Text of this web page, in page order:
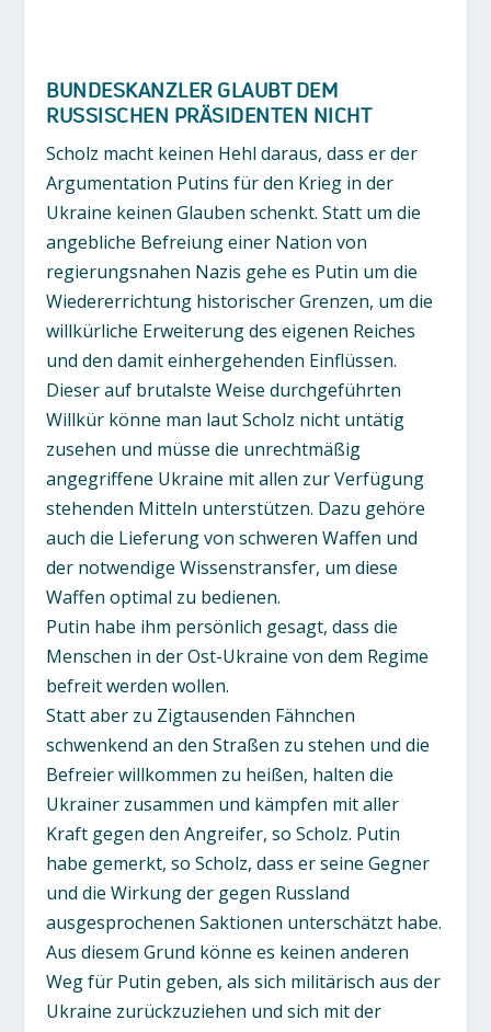
BUNDESKANZLER GLAUBT DEM
RUSSISCHEN PRÄSIDENTEN NICHT
Scholz macht keinen Hehl daraus, dass er der
Argumentation Putins für den Krieg in der
Ukraine keinen Glauben schenkt. Statt um die
angebliche Befreiung einer Nation von
regierungsnahen Nazis gehe es Putin um die
Wiedererrichtung historischer Grenzen, um die
willkürliche Erweiterung des eigenen Reiches
und den damit einhergehenden Einflüssen.
Dieser auf brutalste Weise durchgeführten
Willkür könne man laut Scholz nicht untätig
zusehen und müsse die unrechtmäßig
angegriffene Ukraine mit allen zur Verfügung
stehenden Mitteln unterstützen. Dazu gehöre
auch die Lieferung von schweren Waffen und
der notwendige Wissenstransfer, um diese
Waffen optimal zu bedienen.
Putin habe ihm persönlich gesagt, dass die
Menschen in der Ost-Ukraine von dem Regime
befreit werden wollen.
Statt aber zu Zigtausenden Fähnchen
schwenkend an den Straßen zu stehen und die
Befreier willkommen zu heißen, halten die
Ukrainer zusammen und kämpfen mit aller
Kraft gegen den Angreifer, so Scholz. Putin
habe gemerkt, so Scholz, dass er seine Gegner
und die Wirkung der gegen Russland
ausgesprochenen Saktionen unterschätzt habe.
Aus diesem Grund könne es keinen anderen
Weg für Putin geben, als sich militärisch aus der
Ukraine zurückzuziehen und sich mit der